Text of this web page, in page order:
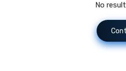
No